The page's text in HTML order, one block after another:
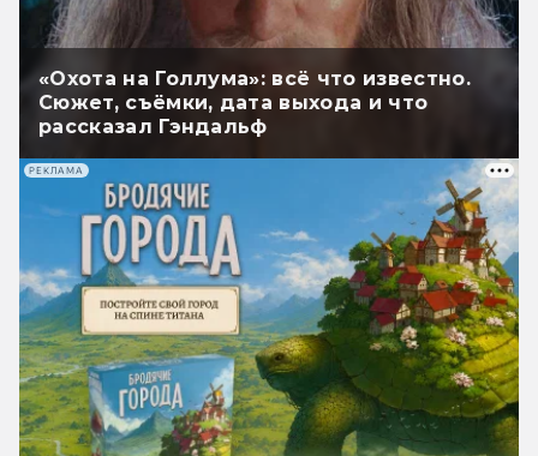
«Охота на Голлума»: всё что известно.
Сюжет, съёмки, дата выхода и что
рассказал Гэндальф
РЕКЛАМА